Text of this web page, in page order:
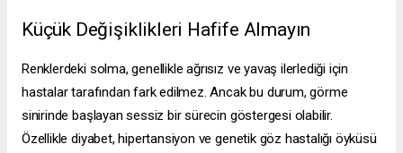
Küçük Değişiklikleri Hafife Almayın
Renklerdeki solma, genellikle ağrısız ve yavaş ilerlediği için
hastalar tarafından fark edilmez. Ancak bu durum, görme
sinirinde başlayan sessiz bir sürecin göstergesi olabilir.
Özellikle diyabet, hipertansiyon ve genetik göz hastalığı öyküsü